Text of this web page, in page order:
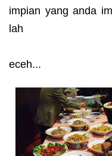
impian yang anda
lah
eceh...